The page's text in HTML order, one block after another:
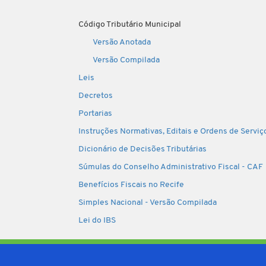
Código Tributário Municipal
Versão Anotada
Versão Compilada
Leis
Decretos
Portarias
Instruções Normativas, Editais e Ordens de
Dicionário de Decisões Tributárias
Súmulas do Conselho Administrativo Fiscal - CAF
Benefícios Fiscais no Recife
Simples Nacional - Versão Compilada
Lei do IBS